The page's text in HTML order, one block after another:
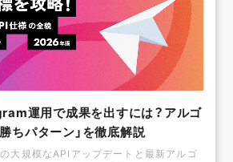
運用で成果を出すには？アルゴ
ちパターン」を徹底解説
大規模なAPIアップデートと最新アルゴ